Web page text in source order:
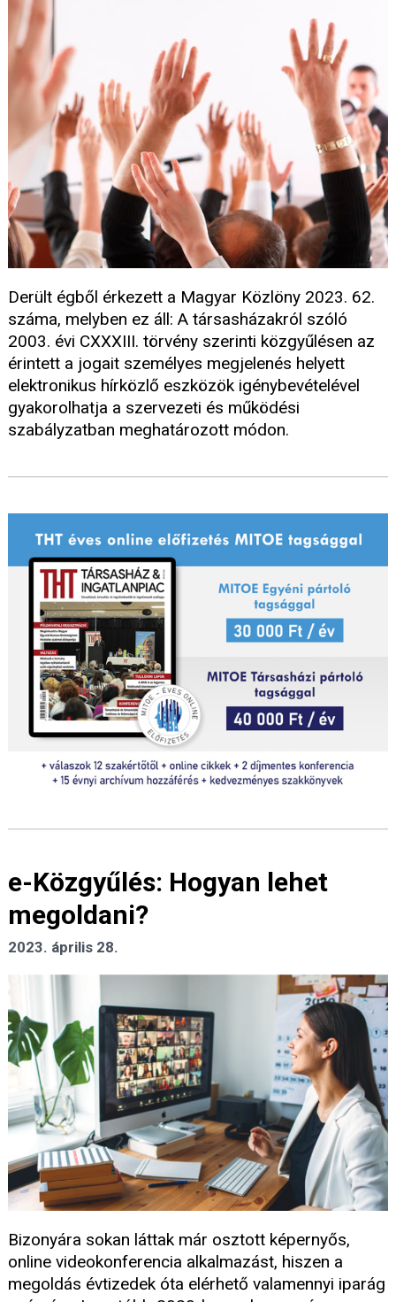
Derült égből érkezett a Magyar Közlöny 2023. 62.
száma, melyben ez áll: A társasházakról szóló
2003. évi CXXXIII. törvény szerinti közgyűlésen az
érintett a jogait személyes megjelenés helyett
elektronikus hírközlő eszközök igénybevételével
gyakorolhatja a szervezeti és működési
szabályzatban meghatározott módon.
e-Közgyűlés: Hogyan lehet
megoldani?
2023. április 28.
Bizonyára sokan láttak már osztott képernyős,
online videokonferencia alkalmazást, hiszen a
megoldás évtizedek óta elérhető valamennyi iparág